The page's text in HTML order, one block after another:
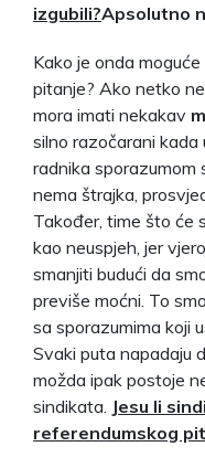
izgubili?Apsolutno
Kako je onda
pitanje? Ako netko
mora imati nekakav
silno razočarani kada
radnika sporazumom
nema štrajka,
Također, time što će
kao neuspjeh, jer
smanjiti budući da
previše moćni. To
sa sporazumima koji
Svaki puta napadaju
možda ipak postoje
sindikata. Jesu li
referendumskog